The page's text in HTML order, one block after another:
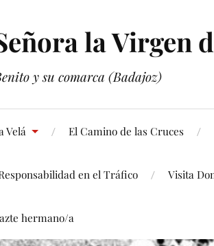
la Virgen
y su comarca (Badajoz)
Velá El Camino de las Cruces
en el Tráfico Visita
hermano/a